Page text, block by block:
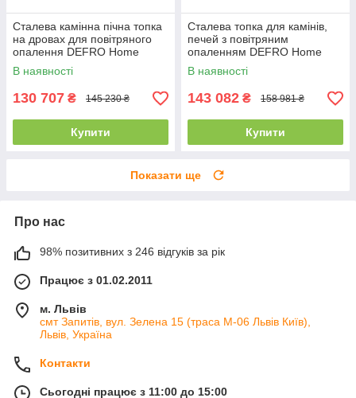
Сталева камінна пічна топка
на дровах для повітряного
опалення DEFRO Home
INTRA SM G
В наявності
130 707 ₴ 145 230 ₴
Купити
Сталева топка для камінів,
печей з повітряним
опаленням DEFRO Home
INTRA SM G (чорний шамот)
з гільйотиною
В наявності
143 082 ₴ 158 981 ₴
Купити
Показати ще
Про нас
98% позитивних з 246 відгуків за рік
Працює з 01.02.2011
м. Львів
смт Запитів, вул. Зелена 15 (траса М-06 Львів Київ),
Львів, Україна
Контакти
Сьогодні працює з 11:00 до 15:00